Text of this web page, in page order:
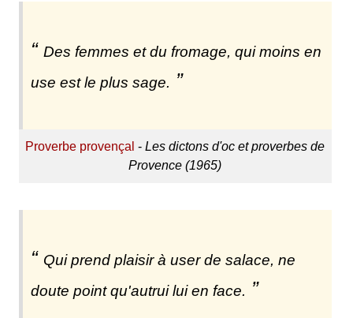
Des femmes et du fromage, qui moins en
use est le plus sage.
Proverbe provençal -Les dictons d'oc et proverbes de
Provence (1965)
Qui prend plaisir à user de salace, ne
doute point qu'autrui lui en face.